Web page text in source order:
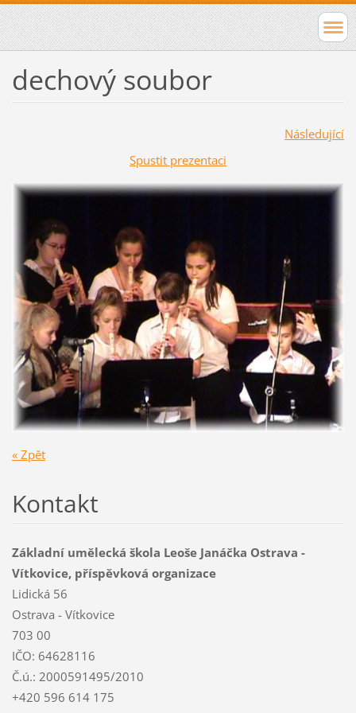
dechový soubor
Následující
Spustit prezentaci
« Zpět
Kontakt
Základní umělecká škola Leoše Janáčka Ostrava -
Vítkovice, příspěvková organizace
Lidická 56
Ostrava - Vítkovice
703 00
IČO: 64628116
Č.ú.: 2000591495/2010
+420 596 614 175